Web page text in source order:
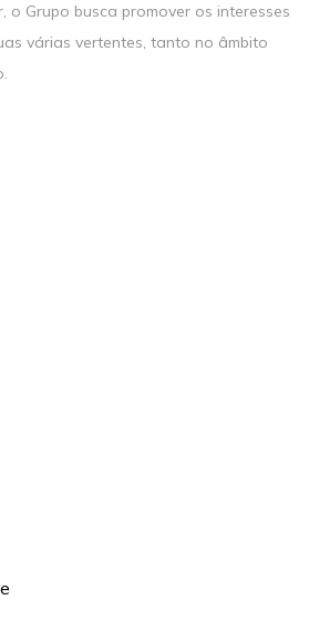
o Grupo busca promover os interesses
várias vertentes, tanto no âmbito